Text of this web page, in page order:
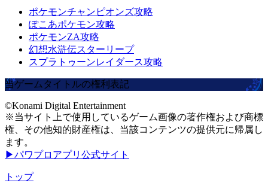
ポケモンチャンピオンズ攻略
ぽこあポケモン攻略
ポケモンZA攻略
幻想水滸伝スターリープ
スプラトゥーンレイダース攻略
当ゲームタイトルの権利表記
©Konami Digital Entertainment
※当サイト上で使用しているゲーム画像の著作権および商標
権、その他知的財産権は、当該コンテンツの提供元に帰属し
ます。
▶パワプロアプリ公式サイト
トップ